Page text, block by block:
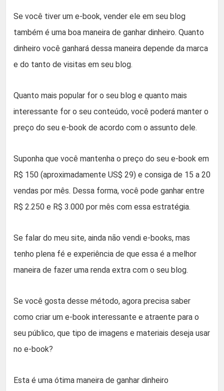
Se você tiver um e-book, vender ele em seu blog
também é uma boa maneira de ganhar dinheiro. Quanto
dinheiro você ganhará dessa maneira depende da marca
e do tanto de visitas em seu blog.
Quanto mais popular for o seu blog e quanto mais
interessante for o seu conteúdo, você poderá manter o
preço do seu e-book de acordo com o assunto dele.
Suponha que você mantenha o preço do seu e-book em
R$ 150 (aproximadamente US$ 29) e consiga de 15 a 20
vendas por mês. Dessa forma, você pode ganhar entre
R$ 2.250 e R$ 3.000 por mês com essa estratégia.
Se falar do meu site, ainda não vendi e-books, mas
tenho plena fé e experiência de que essa é a melhor
maneira de fazer uma renda extra com o seu blog.
Se você gosta desse método, agora precisa saber
como criar um e-book interessante e atraente para o
seu público, que tipo de imagens e materiais deseja usar
no e-book?
Esta é uma ótima maneira de ganhar dinheiro